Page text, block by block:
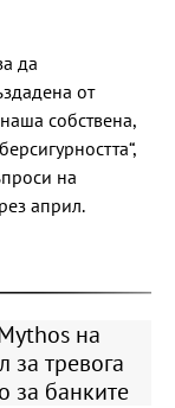
да
от
собствена,
на
април.
на
за тревога
за банките